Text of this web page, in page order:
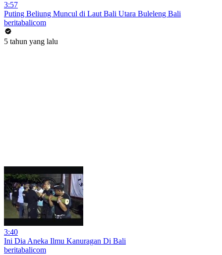
3:57
Puting Beliung Muncul di Laut Bali Utara Buleleng Bali
beritabalicom
5 tahun yang lalu
3:40
Ini Dia Aneka Ilmu Kanuragan Di Bali
beritabalicom